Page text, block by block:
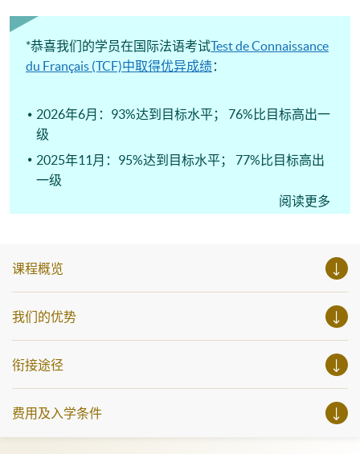
的你，绝对是机会难逢。若你想了解心理学及相关的日常应
坊、体验课堂和丰富资讯讲座。万勿错过是次活动，记得把
握机会，立刻报名参加，规划学习之路，成就你的未来蓝
图！
*恭喜我们的学员在国际法语考试Test de Connaissance
du Français (TCF)中取得优异成绩：
2026年6月：93%达到目标水平； 76%比目标高出一
级
2025年11月：95%达到目标水平； 77%比目标高出
一级
2025年6月：94%达到目标水平； 85%比目标高出一
阅读更多
课程概览
我们的优势
衔接途径
费用及入学条件